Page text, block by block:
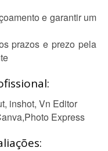
e garantir um
prazos e prezo pela
inshot, Vn Editor
Express